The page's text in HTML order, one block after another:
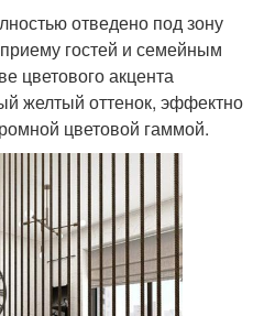
отведено под зону
гостей и семейным
цветового акцента
желтый оттенок, эффектно
цветовой гаммой.